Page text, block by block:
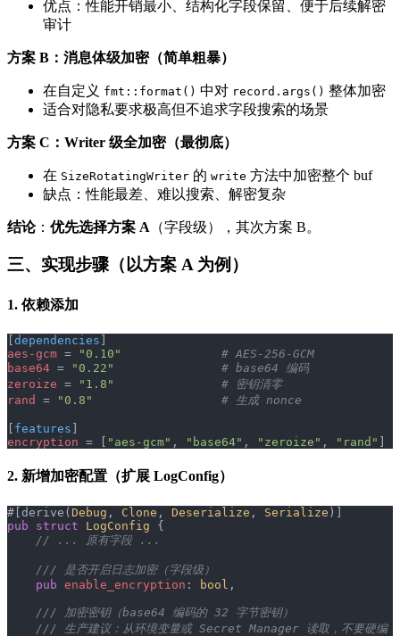
优点：性能开销最小、结构化字段保留、便于后续解密
审计
方案 B：消息体级加密（简单粗暴）
在自定义 fmt::format() 中对 record.args() 整体加密
适合对隐私要求极高但不追求字段搜索的场景
方案 C：Writer 级全加密（最彻底）
在 SizeRotatingWriter 的 write 方法中加密整个 buf
缺点：性能最差、难以搜索、解密复杂
结论： 优先选择方案 A （字段级），其次方案 B。
三、实现步骤（以方案 A 为例）
1. 依赖添加
dependencies
aes-gcm = "0.10"
              # AES-256-GCM
base64 = "0.22"
               # base64 编码
zeroize = "1.8"
               # 密钥清零
rand
= "0.8"
                  # 生成 nonce
features
encryption = [ "aes-gcm" , "base64" , "zeroize" , "rand"
2. 新增加密配置（扩展 LogConfig）
#[derive(Debug , Clone , Deserialize , Serialize )]
pub struct LogConfig {
    // ... 原有字段 ...
    /// 是否开启日志加密（字段级）
    pub
enable_encryption : bool ,
    /// 加密密钥（base64 编码的 32 字节密钥）